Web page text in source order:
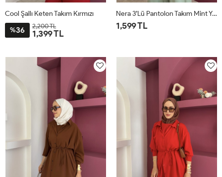
Cool Şallı Keten Takım Kırmızı
%36 2,200 TL
1,399 TL
Nera 3’lü Pantolon Takım Mint Yeşili
1,599 TL